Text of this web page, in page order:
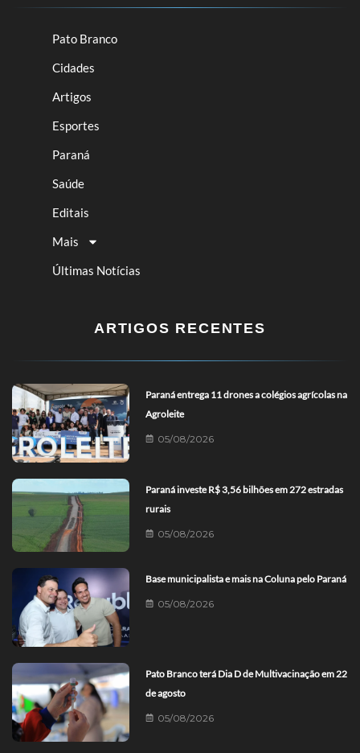
Pato Branco
Cidades
Artigos
Esportes
Paraná
Saúde
Editais
Mais
Últimas Notícias
ARTIGOS RECENTES
Paraná entrega 11 drones a colégios agrícolas na
Agroleite
05/08/2026
Paraná investe R$ 3,56 bilhões em 272 estradas
rurais
05/08/2026
Base municipalista e mais na Coluna pelo Paraná
05/08/2026
Pato Branco terá Dia D de Multivacinação em 22
de agosto
05/08/2026